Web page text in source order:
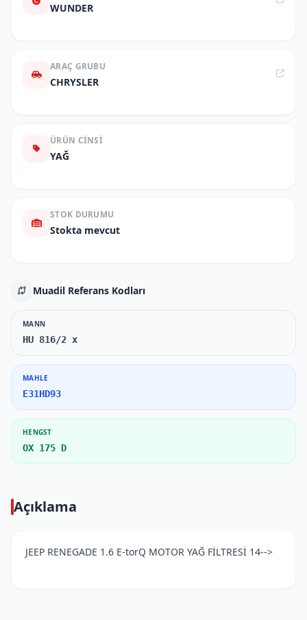
WUNDER
ARAÇ GRUBU
CHRYSLER
ÜRÜN CINSI
YAĞ
STOK DURUMU
Stokta mevcut
Muadil Referans Kodları
MANN
HU 816/2 x
MAHLE
E31HD93
HENGST
OX 175 D
Açıklama
JEEP RENEGADE 1.6 E-torQ MOTOR YAĞ FİLTRESİ 14-->